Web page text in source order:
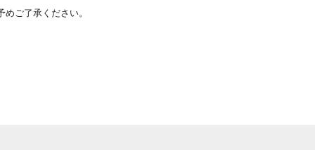
ご了承ください。